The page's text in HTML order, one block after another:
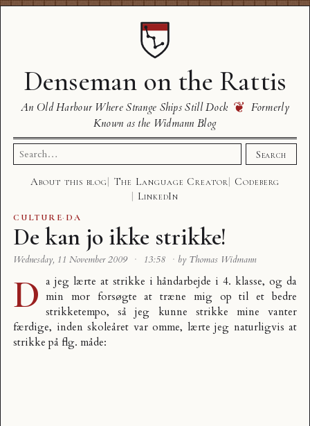
Denseman on the Rattis
An Old Harbour Where Strange Ships Still Dock ❦ Formerly
Known as the Widmann Blog
Search
for:
Search
About this blog The Language Creator
Codeberg
LinkedIn
CULTURE· DA
De kan jo ikke strikke!
Wednesday, 11 November 2009 · 13:58 · by Thomas Widmann
D a jeg lærte at strikke i håndarbejde i 4. klasse, og da
min mor forsøgte at træne mig op til et bedre
strikketempo, så jeg kunne strikke mine vanter
færdige, inden skoleåret var omme, lærte jeg naturligvis at
strikke på flg. måde: